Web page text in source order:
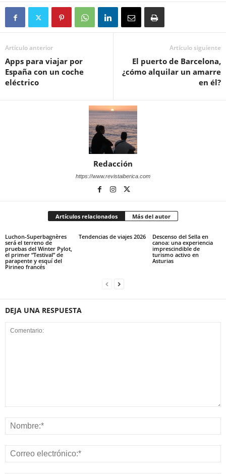
Artículo anterior
Apps para viajar por
España con un coche
eléctrico
Artículo siguiente
El puerto de Barcelona,
¿cómo alquilar un amarre
en él?
Redacción
https://www.revistaiberica.com
Artículos relacionados Más del autor
Luchon-Superbagnères
será el terreno de
pruebas del Winter Pylot,
el primer “Testival” de
parapente y esquí del
Pirineo francés
Tendencias de viajes 2026
Descenso del Sella en
canoa: una experiencia
imprescindible de
turismo activo en
Asturias
DEJA UNA RESPUESTA